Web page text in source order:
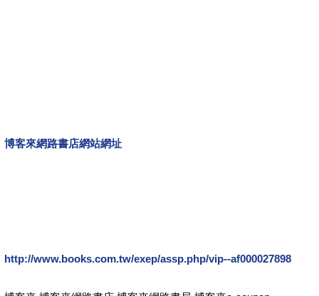
博客來網路書店網站網址
http://www.books.com.tw/exep/assp.php/vip--af000027898